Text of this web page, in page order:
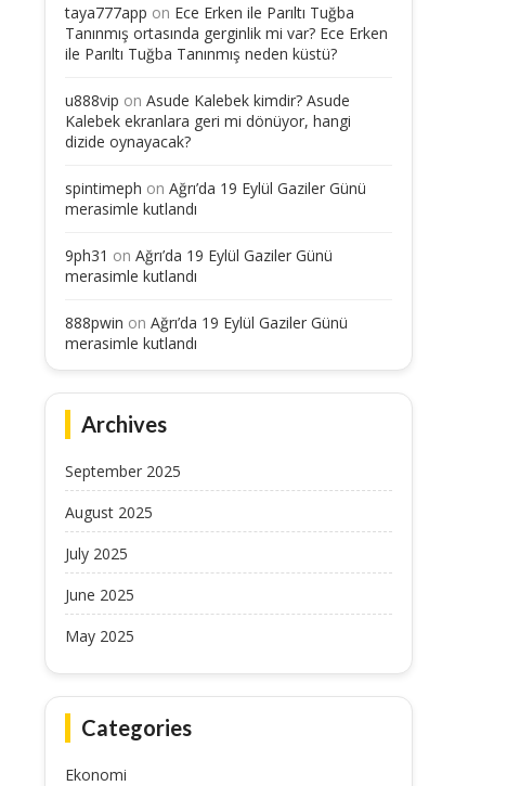
taya777app on Ece Erken ile Parıltı Tuğba
Tanınmış ortasında gerginlik mi var? Ece Erken
ile Parıltı Tuğba Tanınmış neden küstü?
u888vip on Asude Kalebek kimdir? Asude
Kalebek ekranlara geri mi dönüyor, hangi
dizide oynayacak?
spintimeph on Ağrı’da 19 Eylül Gaziler Günü
merasimle kutlandı
9ph31 on Ağrı’da 19 Eylül Gaziler Günü
merasimle kutlandı
888pwin on Ağrı’da 19 Eylül Gaziler Günü
merasimle kutlandı
Archives
September 2025
August 2025
July 2025
June 2025
May 2025
Categories
Ekonomi